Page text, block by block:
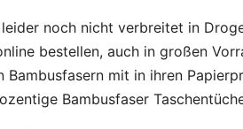
noch nicht verbreitet in
bestellen, auch in großen
Bambusfasern mit in ihren
Bambusfaser